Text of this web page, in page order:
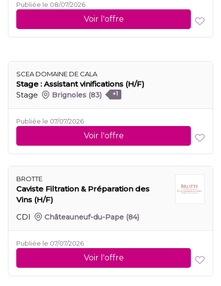
Publiée le 08/07/2026
Voir l'offre
SCEA DOMAINE DE CALA
Stage : Assistant vinifications (H/F)
Stage
Brignoles (83) +1
Publiée le 07/07/2026
Voir l'offre
BROTTE
Caviste Filtration & Préparation des
Vins (H/F)
CDI
Châteauneuf-du-Pape (84)
Publiée le 07/07/2026
Voir l'offre